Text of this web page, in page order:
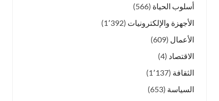
أسلوب الحياة (566)
الأجهزة والإلكترونيات (1٬392)
الأعمال (609)
الاقتصاد (4)
الثقافة (1٬137)
السياسة (653)